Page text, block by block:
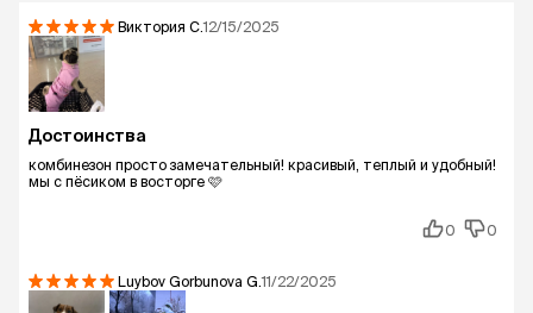
Виктория С.12/15/2025
Достоинства
комбинезон просто замечательный! красивый, теплый и удобный!
мы с пёсиком в восторге 🩷
0 0
Luybov Gorbunova G.11/22/2025